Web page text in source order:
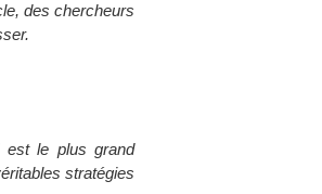
des chercheurs
est le plus grand
stratégies